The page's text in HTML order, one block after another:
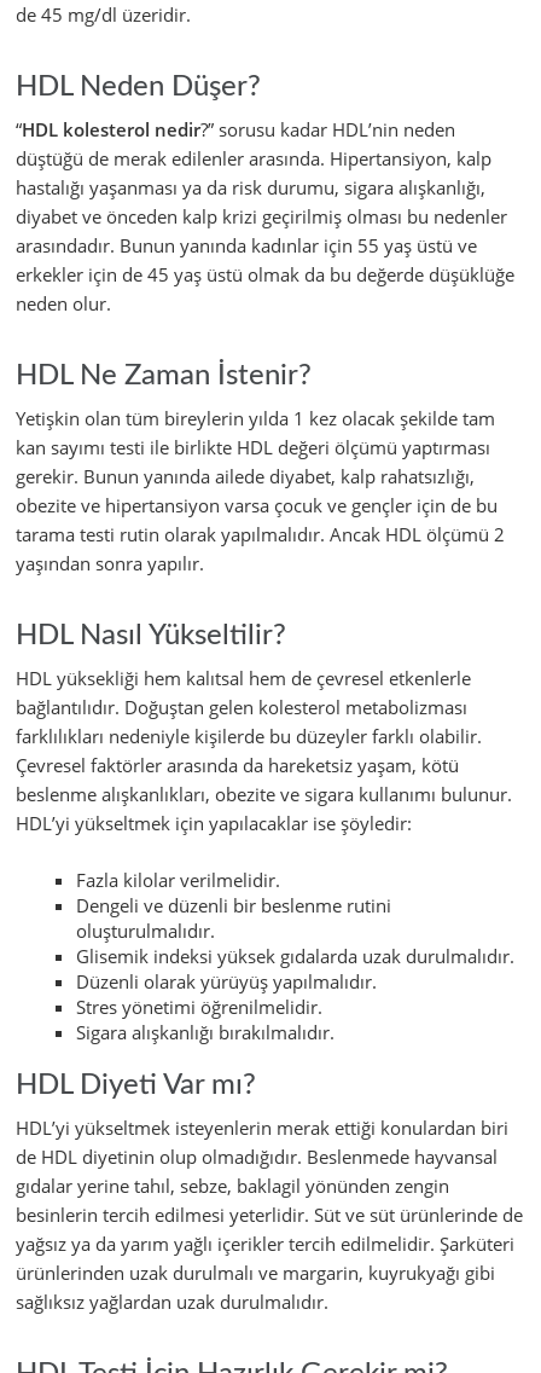
de 45 mg/dl üzeridir.
HDL Neden Düşer?
“HDL kolesterol nedir?” sorusu kadar HDL’nin neden
düştüğü de merak edilenler arasında. Hipertansiyon, kalp
hastalığı yaşanması ya da risk durumu, sigara alışkanlığı,
diyabet ve önceden kalp krizi geçirilmiş olması bu nedenler
arasındadır. Bunun yanında kadınlar için 55 yaş üstü ve
erkekler için de 45 yaş üstü olmak da bu değerde düşüklüğe
neden olur.
HDL Ne Zaman İstenir?
Yetişkin olan tüm bireylerin yılda 1 kez olacak şekilde tam
kan sayımı testi ile birlikte HDL değeri ölçümü yaptırması
gerekir. Bunun yanında ailede diyabet, kalp rahatsızlığı,
obezite ve hipertansiyon varsa çocuk ve gençler için de bu
tarama testi rutin olarak yapılmalıdır. Ancak HDL ölçümü 2
yaşından sonra yapılır.
HDL Nasıl Yükseltilir?
HDL yüksekliği hem kalıtsal hem de çevresel etkenlerle
bağlantılıdır. Doğuştan gelen kolesterol metabolizması
farklılıkları nedeniyle kişilerde bu düzeyler farklı olabilir.
Çevresel faktörler arasında da hareketsiz yaşam, kötü
beslenme alışkanlıkları, obezite ve sigara kullanımı bulunur.
HDL’yi yükseltmek için yapılacaklar ise şöyledir:
Fazla kilolar verilmelidir.
Dengeli ve düzenli bir beslenme rutini
oluşturulmalıdır.
Glisemik indeksi yüksek gıdalarda uzak durulmalıdır.
Düzenli olarak yürüyüş yapılmalıdır.
Stres yönetimi öğrenilmelidir.
Sigara alışkanlığı bırakılmalıdır.
HDL Diyeti Var mı?
HDL’yi yükseltmek isteyenlerin merak ettiği konulardan biri
de HDL diyetinin olup olmadığıdır. Beslenmede hayvansal
gıdalar yerine tahıl, sebze, baklagil yönünden zengin
besinlerin tercih edilmesi yeterlidir. Süt ve süt ürünlerinde de
yağsız ya da yarım yağlı içerikler tercih edilmelidir. Şarküteri
ürünlerinden uzak durulmalı ve margarin, kuyrukyağı gibi
sağlıksız yağlardan uzak durulmalıdır.